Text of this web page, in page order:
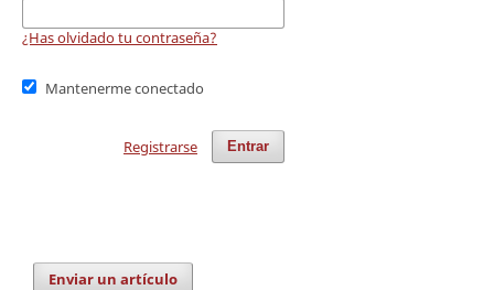
¿Has olvidado tu contraseña?
Mantenerme conectado
Entrar
Registrarse
Enviar un artículo